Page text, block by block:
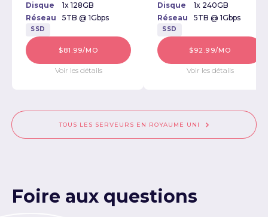
Disque
1x 128GB
Réseau
5TB @ 1Gbps
SSD
$81.99/MO
Voir les détails
Disque
1x 240GB
Réseau
5TB @ 1Gbps
SSD
$92.99/MO
Voir les détails
TOUS LES SERVEURS EN ROYAUME UNI
Foire aux questions